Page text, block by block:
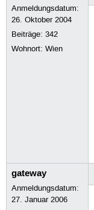
Anmeldungsdatum:
26. Oktober 2004
Beiträge:342
Wohnort: Wien
gateway
Anmeldungsdatum:
27. Januar 2006